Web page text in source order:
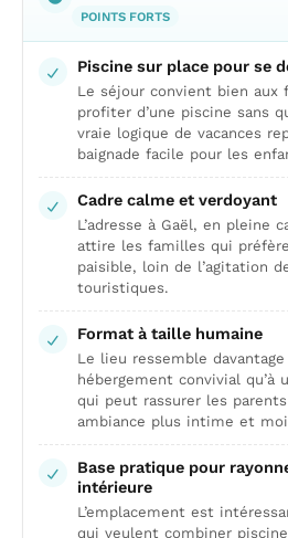
POINTS FORTS
Piscine sur place pour se
Le séjour convient bien aux
profiter d’une piscine sans
vraie logique de vacances
baignade facile pour les
Cadre calme et verdoyant
L’adresse à Gaël, en pleine
attire les familles qui
paisible, loin de l’agitation
touristiques.
Format à taille humaine
Le lieu ressemble
hébergement convivial qu’à
qui peut rassurer les
ambiance plus intime et
Base pratique pour
intérieure
L’emplacement est
qui veulent combiner